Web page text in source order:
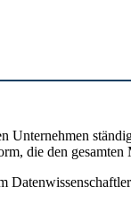
die den